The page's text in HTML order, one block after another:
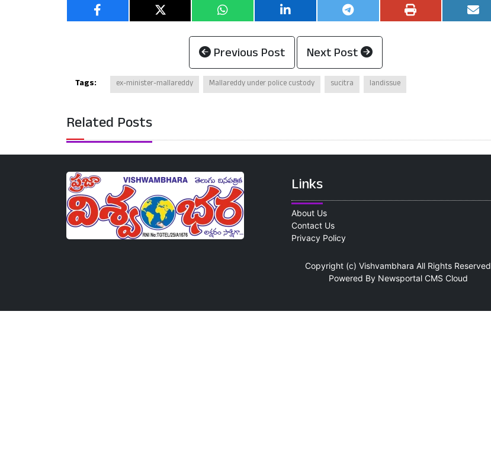
Previous Post Next Post
Tags: ex-minister-mallareddy Mallareddy under police custody sucitra landissue
Related Posts
Links
About Us
Contact Us
Privacy Policy
Copyright (c) Vishvambhara All Rights Reserved
Powered By Newsportal CMS Cloud